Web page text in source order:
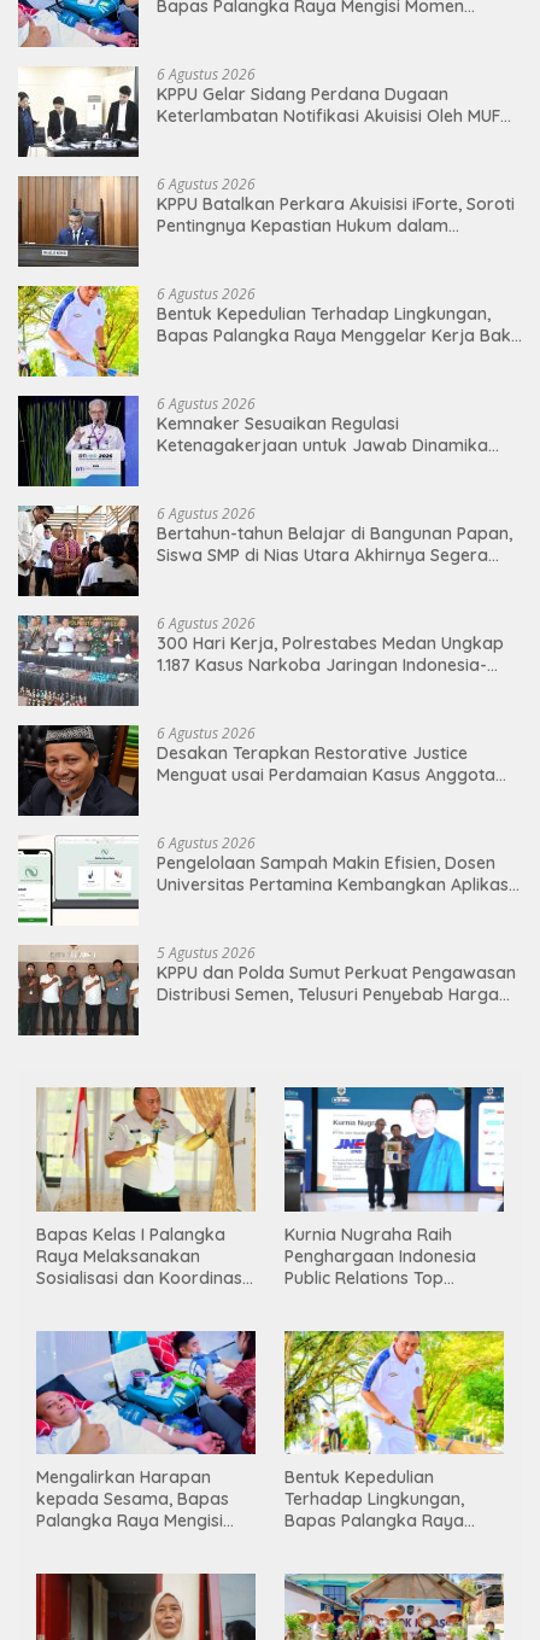
Bapas Palangka Raya Mengisi Momen
6 Agustus 2026
KPPU Gelar Sidang Perdana Dugaan
Keterlambatan Notifikasi Akuisisi Oleh MUFG
6 Agustus 2026
KPPU Batalkan Perkara Akuisisi iForte, Soroti
Pentingnya Kepastian Hukum dalam
6 Agustus 2026
Bentuk Kepedulian Terhadap Lingkungan,
Bapas Palangka Raya Menggelar Kerja Bakti
6 Agustus 2026
Kemnaker Sesuaikan Regulasi
Ketenagakerjaan untuk Jawab Dinamika
6 Agustus 2026
Bertahun-tahun Belajar di Bangunan Papan,
Siswa SMP di Nias Utara Akhirnya Segera
6 Agustus 2026
300 Hari Kerja, Polrestabes Medan Ungkap
1.187 Kasus Narkoba Jaringan Indonesia-
6 Agustus 2026
Desakan Terapkan Restorative Justice
Menguat usai Perdamaian Kasus Anggota
6 Agustus 2026
Pengelolaan Sampah Makin Efisien, Dosen
Universitas Pertamina Kembangkan Aplikasi
5 Agustus 2026
KPPU dan Polda Sumut Perkuat Pengawasan
Distribusi Semen, Telusuri Penyebab Harga
Bapas Kelas I Palangka
Raya Melaksanakan
Sosialisasi dan Koordinasi
Kurnia Nugraha Raih
Penghargaan Indonesia
Public Relations Top
Mengalirkan Harapan
kepada Sesama, Bapas
Palangka Raya Mengisi
Bentuk Kepedulian
Terhadap Lingkungan,
Bapas Palangka Raya
ke-81